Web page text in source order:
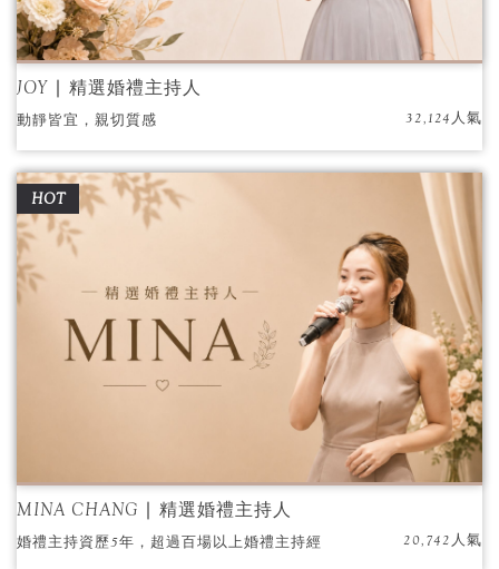
JOY ∣ 精選婚禮主持人
動靜皆宜，親切質感 32,124人氣
HOT
MINA CHANG ∣ 精選婚禮主持人
婚禮主持資歷5年，超過百場以上婚禮主持經
20,742人氣